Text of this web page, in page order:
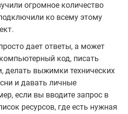
огромное количество
ко всему этому
дает ответы, а может
код, писать
делать выжимки технических
и давать личные
если вы вводите запрос в
ресурсов, где есть нужная